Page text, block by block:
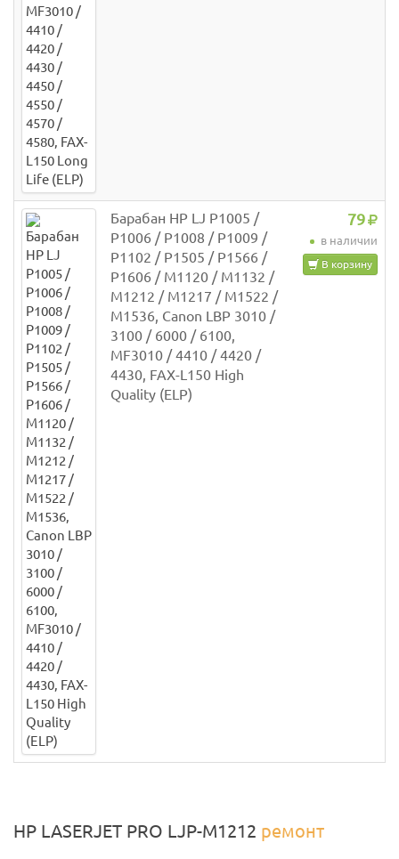
Барабан HP LJ P1005 /
P1006 / P1008 / P1009 /
P1102 / P1505 / P1566 /
P1606 / M1120 / M1132 /
M1212 / M1217 / M1522 /
M1536, Canon LBP 3010 /
3100 / 6000 / 6100,
MF3010 / 4410 / 4420 /
4430, FAX-L150 High
Quality (ELP)
79
в наличии
В корзину
HP LASERJET PRO LJP-M1212 ремонт